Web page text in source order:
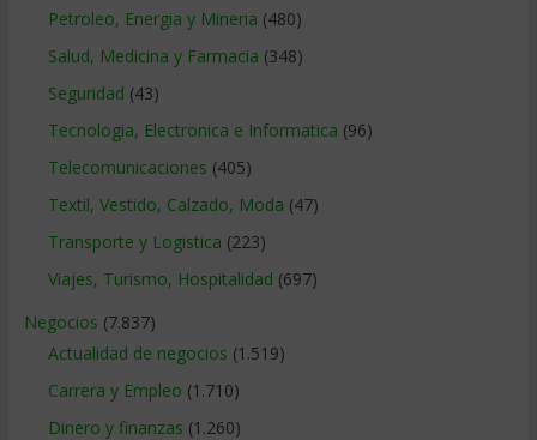
Petroleo, Energia y Mineria (480)
Salud, Medicina y Farmacia (348)
Seguridad (43)
Tecnologia, Electronica e Informatica (96)
Telecomunicaciones (405)
Textil, Vestido, Calzado, Moda (47)
Transporte y Logistica (223)
Viajes, Turismo, Hospitalidad (697)
Negocios (7.837)
Actualidad de negocios (1.519)
Carrera y Empleo (1.710)
Dinero y finanzas (1.260)